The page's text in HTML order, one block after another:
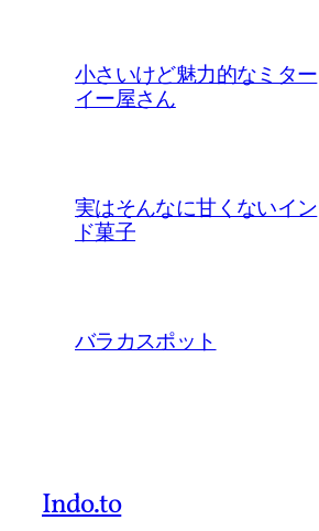
小さいけど魅力的なミター
イー屋さん
実はそんなに甘くないイン
ド菓子
バラカスポット
Indo.to